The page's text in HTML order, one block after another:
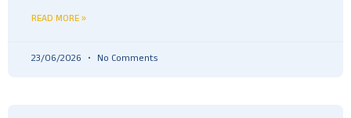
READ MORE »
23/06/2026 No Comments